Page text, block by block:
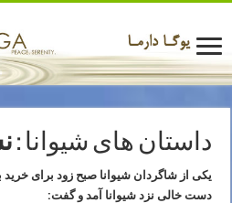
داستان های شیوانا :
یکی از شاگردان شیوانا صبح زود برای
دست خالی نزد شیوانا آمد و گفت: